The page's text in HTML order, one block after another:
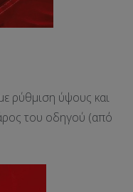
ρύθμιση ύψους και
του οδηγού (από